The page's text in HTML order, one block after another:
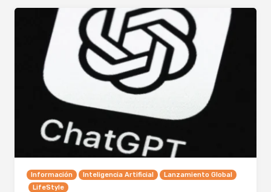
Información Inteligencia Artificial
Lanzamiento Global
LifeStyle